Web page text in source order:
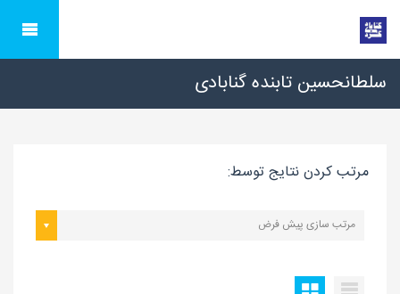
سلطانحسین تابنده گنابادی
مرتب کردن نتایج توسط:
مرتب سازی پیش فرض